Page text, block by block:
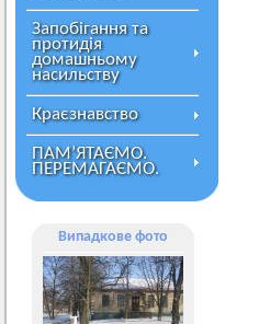
Запобігання та
протидія
домашньому
насильству
Краєзнавство
ПАМ’ЯТАЄМО.
ПЕРЕМАГАЄМО.
Випадкове фото